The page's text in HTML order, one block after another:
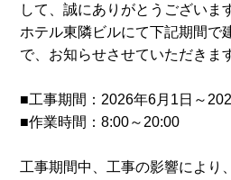
して、誠にありがとうございま
ホテル東隣ビルにて下記期間で
で、お知らせさせていただきま
■工事期間：2026年6月1日～
■作業時間：8:00～20:00
工事期間中、工事の影響により